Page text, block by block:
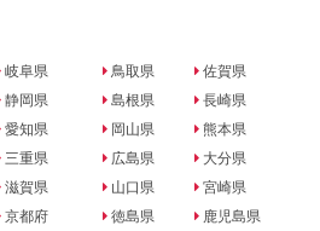
岐阜県
静岡県
愛知県
三重県
滋賀県
京都府
鳥取県
島根県
岡山県
広島県
山口県
徳島県
佐賀県
長崎県
熊本県
大分県
宮崎県
鹿児島県